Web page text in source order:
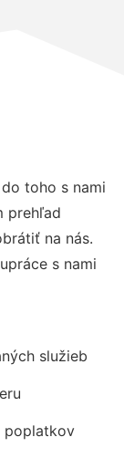
toho s nami
prehľad
na nás.
s nami
služieb
poplatkov